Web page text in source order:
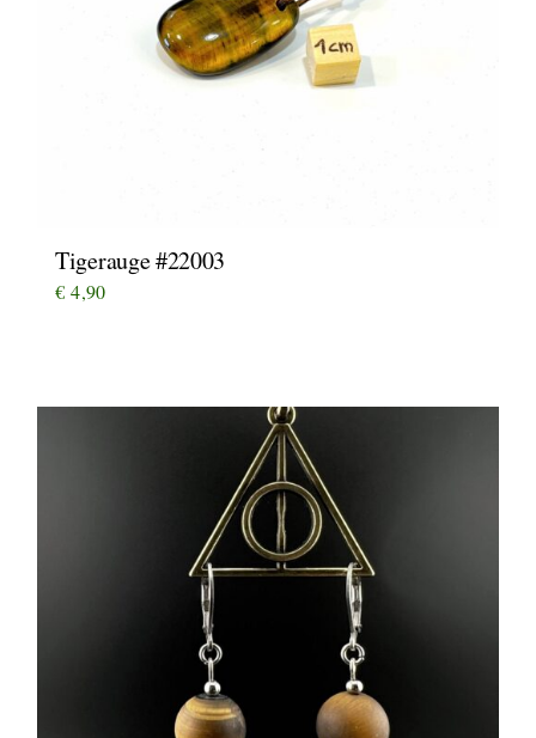
Tigerauge #22003
€ 4,90